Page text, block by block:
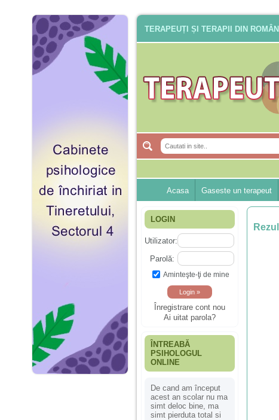
TERAPEUȚI ȘI TERAPII DIN
Acasa Gaseste un terapeut
LOGIN
Utilizator:
Parolă:
Aminteşte-ţi de mine
Înregistrare cont nou
Ai uitat parola?
ÎNTREABĂ
PSIHOLOGUL
ONLINE
De cand am început
acest an scolar nu ma
simt deloc bine, ma
simt pierduta total si